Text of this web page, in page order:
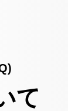
て